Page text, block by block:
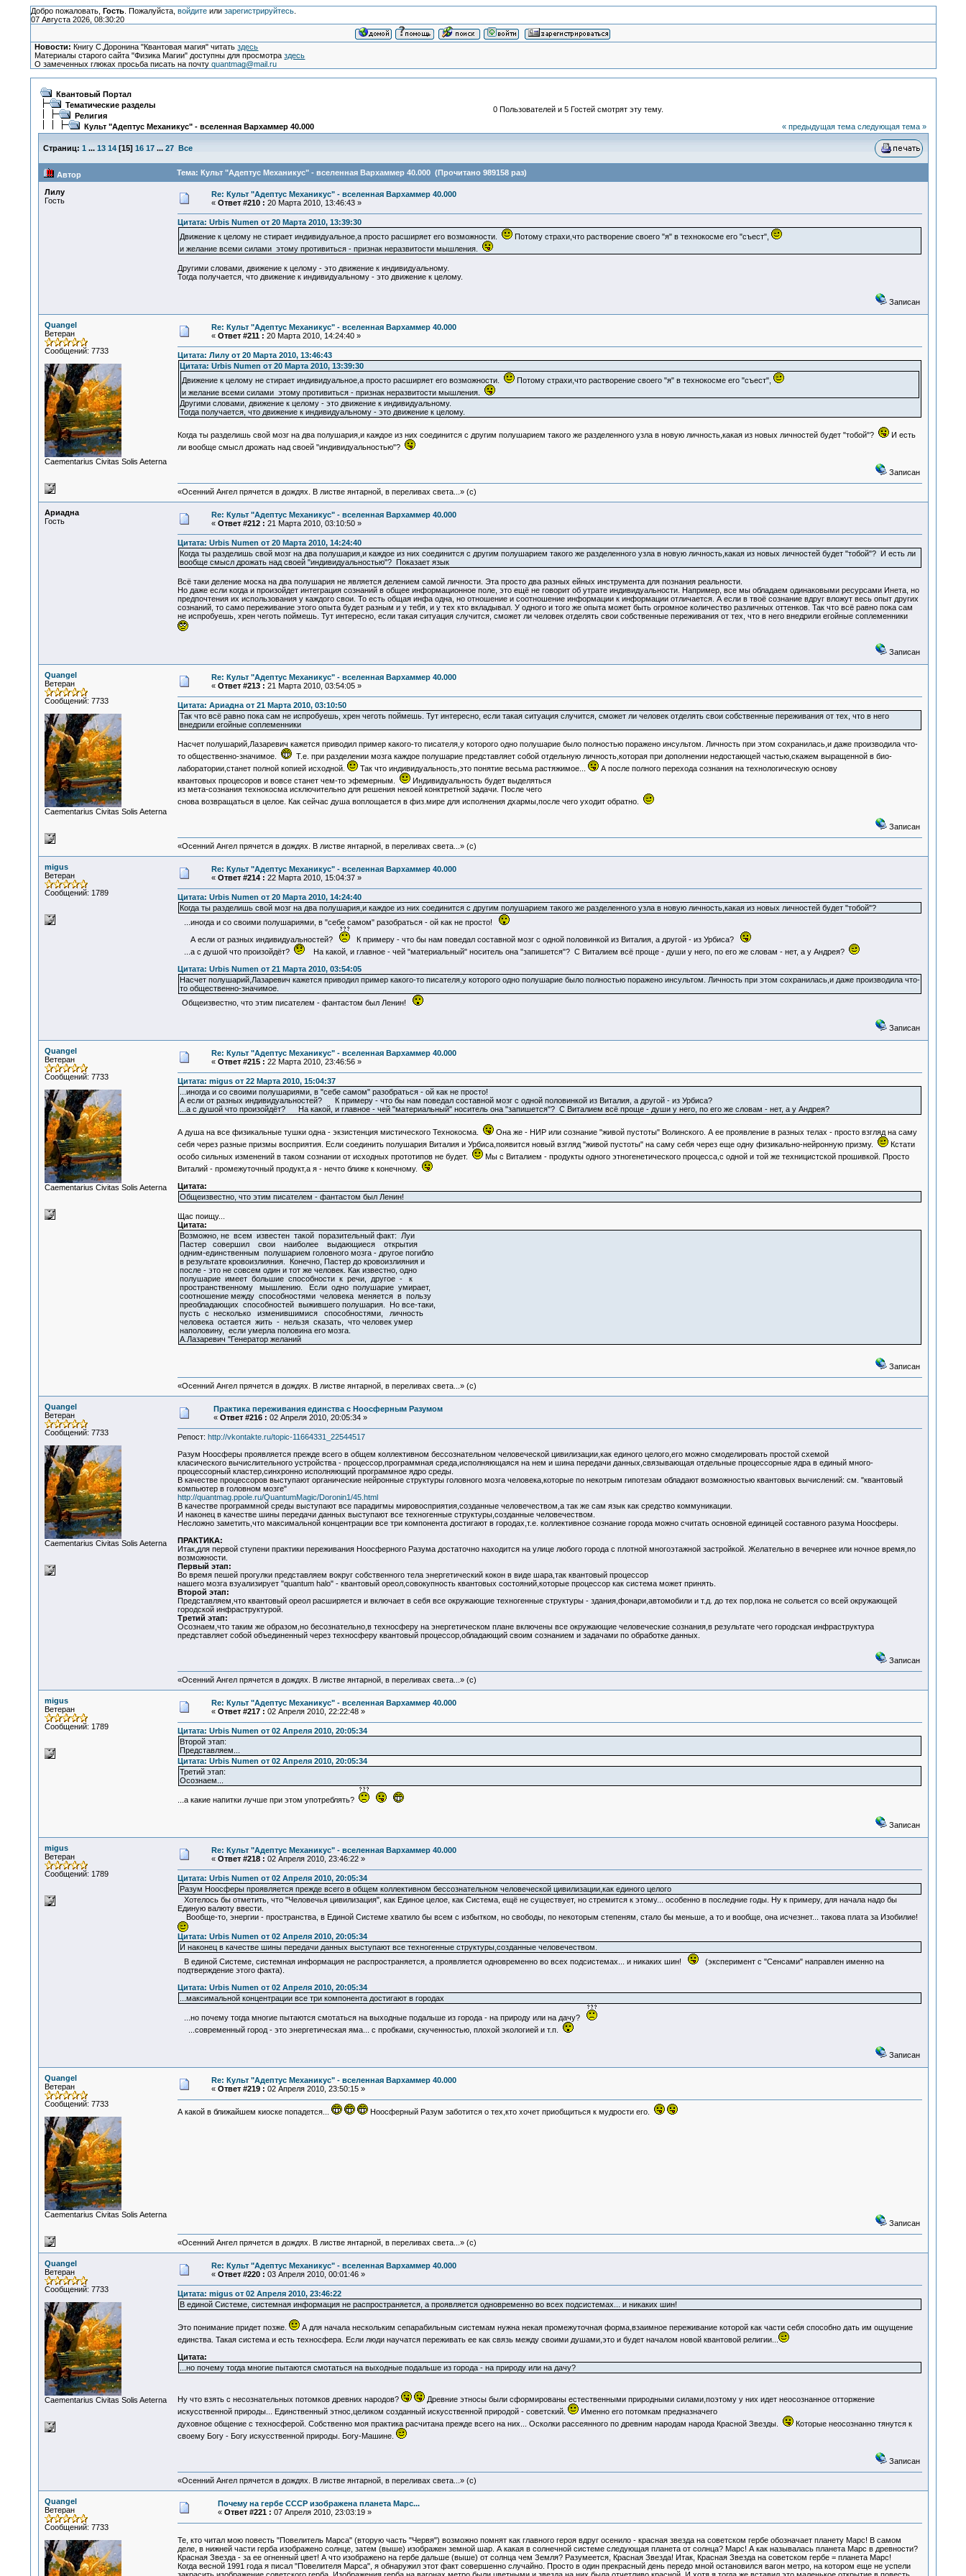
Добро пожаловать, Гость. Пожалуйста, войдитеили зарегистрируйтесь.
07 Августа 2026, 08:30:20
Новости: Книгу С.Доронина "Квантовая магия" читатьздесь
Материалы старого сайта "Физика Магии" доступны для просмотраздесь
О замеченных глюках просьба писать на почтуquantmag@mail.ru
Квантовый Портал
Тематические разделы
Религия
Культ "Адептус Механикус" - вселенная Вархаммер 40.000
0 Пользователей и 5 Гостей смотрят эту тему.
« предыдущая тема следующая тема »
Страниц: 1 ... 13 14[15] 16 17 ... 27 Все
Автор Тема: Культ "Адептус Механикус" - вселенная Вархаммер 40.000 (Прочитано 989158 раз)
Лилу
Гость
Re: Культ "Адептус Механикус" - вселенная Вархаммер 40.000
« Ответ #210 : 20 Марта 2010, 13:46:43 »
Цитата: Urbis Numen от 20 Марта 2010, 13:39:30
Движение к целому не стирает индивидуальное,а просто расширяет его возможности.
Потому страхи,что растворение своего "я" в технокосме его "съест",
и желание всеми силами этому противиться - признак неразвитости мышления.
Другими словами, движение к целому - это движение к индивидуальному.
Тогда получается, что движение к индивидуальному - это движение к целому.
Записан
Quangel
Ветеран
Сообщений: 7733
Сaementarius Civitas Solis Aeterna
Re: Культ "Адептус Механикус" - вселенная Вархаммер 40.000
« Ответ #211 : 20 Марта 2010, 14:24:40 »
Цитата: Лилу от 20 Марта 2010, 13:46:43
Цитата: Urbis Numen от 20 Марта 2010, 13:39:30
Движение к целому не стирает индивидуальное,а просто расширяет его возможности.
Потому страхи,что растворение своего "я" в технокосме его "съест",
и желание всеми силами этому противиться - признак неразвитости мышления.
Другими словами, движение к целому - это движение к индивидуальному.
Тогда получается, что движение к индивидуальному - это движение к целому.
Когда ты разделишь свой мозг на два полушария,и каждое из них соединится с другим полушарием такого же разделенного узла в новую личность,какая из новых личностей будет "тобой"?
И есть
ли вообще смысл дрожать над своей "индивидуальностью"?
Записан
«Осенний Ангел прячется в дождях. В листве янтарной, в переливах света...» (c)
Ариадна
Гость
Re: Культ "Адептус Механикус" - вселенная Вархаммер 40.000
« Ответ #212 : 21 Марта 2010, 03:10:50 »
Цитата: Urbis Numen от 20 Марта 2010, 14:24:40
Когда ты разделишь свой мозг на два полушария,и каждое из них соединится с другим полушарием такого же разделенного узла в новую личность,какая из новых личностей будет "тобой"? И есть ли
вообще смысл дрожать над своей "индивидуальностью"? Показает язык
Всё таки деление моска на два полушария не является делением самой личности. Эта просто два разных ейных инструмента для познания реальности.
Но даже если когда и произойдет интеграция сознаний в общее информационное поле, это ещё не говорит об утрате индивидуальности. Например, все мы обладаем одинаковыми ресурсами Инета, но
предпочтения их использования у каждого свои. То есть общая инфа одна, но отношение и соотношение информации к информации отличается. А если в твоё сознание вдруг вложут весь опыт других
сознаний, то само переживание этого опыта будет разным и у тебя, и у тех кто вкладывал. У одного и того же опыта может быть огромное количество различных оттенков. Так что всё равно пока сам
не испробуешь, хрен чеготь поймешь. Тут интересно, если такая ситуация случится, сможет ли человек отделять свои собственные переживания от тех, что в него внедрили егойные соплеменники
Записан
Quangel
Ветеран
Сообщений: 7733
Сaementarius Civitas Solis Aeterna
Re: Культ "Адептус Механикус" - вселенная Вархаммер 40.000
« Ответ #213 : 21 Марта 2010, 03:54:05 »
Цитата: Ариадна от 21 Марта 2010, 03:10:50
Так что всё равно пока сам не испробуешь, хрен чеготь поймешь. Тут интересно, если такая ситуация случится, сможет ли человек отделять свои собственные переживания от тех, что в него
внедрили егойные соплеменники
Насчет полушарий,Лазаревич кажется приводил пример какого-то писателя,у которого одно полушарие было полностью поражено инсультом. Личность при этом сохранилась,и даже производила что-
то общественно-значимое.
Т.е. при разделении мозга каждое полушарие представляет собой отдельную личность,которая при дополнении недостающей частью,скажем выращенной в био-
лаборатории,станет полной копией исходной.
Так что индивидуальность,это понятие весьма растяжимое...
А после полного перехода сознания на технологическую основу
квантовых процесоров и вовсе станет чем-то эфемерным.
Индивидуальность будет выделяться
из мета-сознания технокосма исключительно для решения некоей конктретной задачи. После чего
снова возвращаться в целое. Как сейчас душа воплощается в физ.мире для исполнения дхармы,после чего уходит обратно.
Записан
«Осенний Ангел прячется в дождях. В листве янтарной, в переливах света...» (c)
migus
Ветеран
Сообщений: 1789
Re: Культ "Адептус Механикус" - вселенная Вархаммер 40.000
« Ответ #214 : 22 Марта 2010, 15:04:37 »
Цитата: Urbis Numen от 20 Марта 2010, 14:24:40
Когда ты разделишь свой мозг на два полушария,и каждое из них соединится с другим полушарием такого же разделенного узла в новую личность,какая из новых личностей будет "тобой"?
...иногда и со своими полушариями, в "себе самом" разобраться - ой как не просто!
А если от разных индивидуальностей?
К примеру - что бы нам поведал составной мозг с одной половинкой из Виталия, а другой - из Урбиса?
...а с душой что произойдёт?
На какой, и главное - чей "материальный" носитель она "запишется"? С Виталием всё проще - души у него, по его же словам - нет, а у Андрея?
Цитата: Urbis Numen от 21 Марта 2010, 03:54:05
Насчет полушарий,Лазаревич кажется приводил пример какого-то писателя,у которого одно полушарие было полностью поражено инсультом. Личность при этом сохранилась,и даже производила что-
то общественно-значимое.
Общеизвестно, что этим писателем - фантастом был Ленин!
Записан
Quangel
Ветеран
Сообщений: 7733
Сaementarius Civitas Solis Aeterna
Re: Культ "Адептус Механикус" - вселенная Вархаммер 40.000
« Ответ #215 : 22 Марта 2010, 23:46:56 »
Цитата: migus от 22 Марта 2010, 15:04:37
...иногда и со своими полушариями, в "себе самом" разобраться - ой как не просто!
А если от разных индивидуальностей? К примеру - что бы нам поведал составной мозг с одной половинкой из Виталия, а другой - из Урбиса?
...а с душой что произойдёт? На какой, и главное - чей "материальный" носитель она "запишется"? С Виталием всё проще - души у него, по его же словам - нет, а у Андрея?
А душа на все физикальные тушки одна - экзистенция мистического Технокосма.
Она же - НИР или сознание "живой пустоты" Волинского. А ее проявление в разных телах - просто взгляд на саму
себя через разные призмы восприятия. Если соединить полушария Виталия и Урбиса,появится новый взгляд "живой пустоты" на саму себя через еще одну физикально-нейронную призму.
Кстати
особо сильных изменений в таком сознании от исходных прототипов не будет.
Мы с Виталием - продукты одного этногенетического процесса,с одной и той же техницистской прошивкой. Просто
Виталий - промежуточный продукт,а я - нечто ближе к конечному.
Цитата:
Общеизвестно, что этим писателем - фантастом был Ленин!
Щас поищу...
Цитата:
Возможно, не всем известен такой поразительный факт: Луи
Пастер совершил свои наиболее выдающиеся открытия
одним-единственным полушарием головного мозга - другое погибло
в результате кровоизлияния. Конечно, Пастер до кровоизлияния и
после - это не совсем один и тот же человек. Как известно, одно
полушарие имеет большие способности к речи, другое - к
пространственному мышлению. Если одно полушарие умирает,
соотношение между способностями человека меняется в пользу
преобладающих способностей выжившего полушария. Но все-таки,
пусть с несколько изменившимися способностями, личность
человека остается жить - нельзя сказать, что человек умер
наполовину, если умерла половина его мозга.
А.Лазаревич "Генератор желаний
Записан
«Осенний Ангел прячется в дождях. В листве янтарной, в переливах света...» (c)
Quangel
Ветеран
Сообщений: 7733
Сaementarius Civitas Solis Aeterna
Практика переживания единства с Ноосферным Разумом
« Ответ #216 : 02 Апреля 2010, 20:05:34 »
Репост: http://vkontakte.ru/topic-11664331_22544517
Разум Ноосферы проявляется прежде всего в общем коллективном бессознательном человеческой цивилизации,как единого целого,его можно смоделировать простой схемой
класического вычислительного устройства - процессор,программная среда,исполняющаяся на нем и шина передачи данных,связывающая отдельные процессорные ядра в единый много-
процессорный кластер,синхронно исполняющий программное ядро среды.
В качестве процессоров выступают органические нейронные структуры головного мозга человека,которые по некотрым гипотезам обладают возможностью квантовых вычислений: см. "квантовый
компьютер в головном мозге"
http://quantmag.ppole.ru/QuantumMagic/Doronin1/45.html
В качестве программной среды выступают все парадигмы мировосприятия,созданные человечеством,а так же сам язык как средство коммуникации.
И наконец в качестве шины передачи данных выступают все техногенные структуры,созданные человечеством.
Несложно заметить,что максимальной концентрации все три компонента достигают в городах,т.е. коллективное сознание города можно считать основной единицей составного разума Ноосферы.
ПРАКТИКА:
Итак,для первой ступени практики переживания Ноосферного Разума достаточно находится на улице любого города с плотной многоэтажной застройкой. Желательно в вечернее или ночное время,по
возможности.
Первый этап:
Во время пешей прогулки представляем вокруг собственного тела энергетический кокон в виде шара,так квантовый процессор
нашего мозга взуализирует "quantum halo" - квантовый ореол,совокупность квантовых состояний,которые процессор как система может принять.
Второй этап:
Представляем,что квантовый ореол расширяется и включает в себя все окружающие техногенные структуры - здания,фонари,автомобили и т.д. до тех пор,пока не сольется со всей окружающей
городской инфраструктурой.
Третий этап:
Осознаем,что таким же образом,но бесознательно,в техносферу на энергетическом плане включены все окружающие человеческие сознания,в результате чего городская инфраструктура
представляет собой объединенный через техносферу квантовый процессор,обладающий своим сознанием и задачами по обработке данных.
Записан
«Осенний Ангел прячется в дождях. В листве янтарной, в переливах света...» (c)
migus
Ветеран
Сообщений: 1789
Re: Культ "Адептус Механикус" - вселенная Вархаммер 40.000
« Ответ #217 : 02 Апреля 2010, 22:22:48 »
Цитата: Urbis Numen от 02 Апреля 2010, 20:05:34
Второй этап:
Представляем...
Цитата: Urbis Numen от 02 Апреля 2010, 20:05:34
Третий этап:
Осознаем...
...а какие напитки лучше при этом употреблять?
Записан
migus
Ветеран
Сообщений: 1789
Re: Культ "Адептус Механикус" - вселенная Вархаммер 40.000
« Ответ #218 : 02 Апреля 2010, 23:46:22 »
Цитата: Urbis Numen от 02 Апреля 2010, 20:05:34
Разум Ноосферы проявляется прежде всего в общем коллективном бессознательном человеческой цивилизации,как единого целого
Хотелось бы отметить, что "Человечья цивилизация", как Единое целое, как Система, ещё не существует, но стремится к этому... особенно в последние годы. Ну к примеру, для начала надо бы
Единую валюту ввести.
Вообще-то, энергии - пространства, в Единой Системе хватило бы всем с избытком, но свободы, по некоторым степеням, стало бы меньше, а то и вообще, она исчезнет... такова плата за Изобилие!
Цитата: Urbis Numen от 02 Апреля 2010, 20:05:34
И наконец в качестве шины передачи данных выступают все техногенные структуры,созданные человечеством.
В единой Системе, системная информация не распространяется, а проявляется одновременно во всех подсистемах... и никаких шин!
(эксперимент с "Сенсами" направлен именно на
подтверждение этого факта).
Цитата: Urbis Numen от 02 Апреля 2010, 20:05:34
...максимальной концентрации все три компонента достигают в городах
...но почему тогда многие пытаются смотаться на выходные подальше из города - на природу или на дачу?
...современный город - это энергетическая яма... с пробками, скученностью, плохой экологией и т.п.
Записан
Quangel
Ветеран
Сообщений: 7733
Сaementarius Civitas Solis Aeterna
Re: Культ "Адептус Механикус" - вселенная Вархаммер 40.000
« Ответ #219 : 02 Апреля 2010, 23:50:15 »
А какой в ближайшем киоске попадется... Ноосферный Разум заботится о тех,кто хочет приобщиться к мудрости его.
Записан
«Осенний Ангел прячется в дождях. В листве янтарной, в переливах света...» (c)
Quangel
Ветеран
Сообщений: 7733
Сaementarius Civitas Solis Aeterna
Re: Культ "Адептус Механикус" - вселенная Вархаммер 40.000
« Ответ #220 : 03 Апреля 2010, 00:01:46 »
Цитата: migus от 02 Апреля 2010, 23:46:22
В единой Системе, системная информация не распространяется, а проявляется одновременно во всех подсистемах... и никаких шин!
Это понимание придет позже.
А для начала нескольким сепарабильным системам нужна некая промежуточная форма,взаимное переживание которой как части себя способно дать им ощущение
единства. Такая система и есть техносфера. Если люди научатся переживать ее как связь между своими душами,это и будет началом новой квантовой религии...
Цитата:
...но почему тогда многие пытаются смотаться на выходные подальше из города - на природу или на дачу?
Ну что взять с несознательных потомков древних народов?
Древние этносы были сформированы естественными природными силами,поэтому у них идет неосознанное отторжение
искусственной природы... Единственный этнос,целиком созданный искусственной природой - советский.
Именно его потомкам предназначего
духовное общение с техносферой. Собственно моя практика расчитана прежде всего на них... Осколки рассеянного по древним народам народа Красной Звезды.
Которые неосознанно тянутся к
своему Богу - Богу искусственной природы. Богу-Машине.
Записан
«Осенний Ангел прячется в дождях. В листве янтарной, в переливах света...» (c)
Quangel
Ветеран
Сообщений: 7733
Почему на гербе СССР изображена планета Марс...
« Ответ #221 : 07 Апреля 2010, 23:03:19 »
Те, кто читал мою повесть "Повелитель Марса" (вторую часть "Червя") возможно помнят как главного героя вдруг осенило - красная звезда на советском гербе обозначает планету Марс! В самом
деле, в нижней части герба изображено солнце, затем (выше) изображен земной шар. А какая в солнечной системе следующая планета от солнца? Марс! А как называлась планета Марс в древности?
Красная Звезда - за ее огненный цвет! А что изображено на гербе дальше (выше) от солнца чем Земля? Разумеется, Красная Звезда! Итак, Красная Звезда на советском гербе = планета Марс!
Когда весной 1991 года я писал "Повелителя Марса", я обнаружил этот факт совершенно случайно. Просто в один прекрасный день передо мной остановился вагон метро, на котором еще не успели